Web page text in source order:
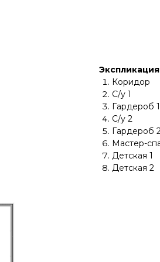
Экспликация
Коридор
С/у 1
Гардероб 1
С/у 2
Гардероб
Мастер-
Детская 1
Детская 2